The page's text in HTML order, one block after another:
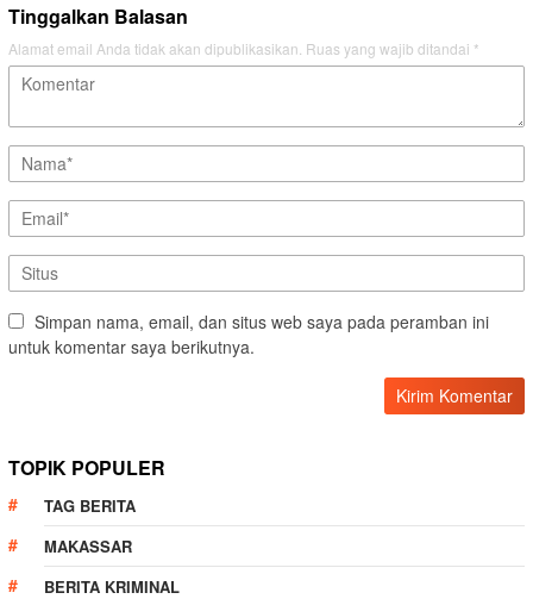
Tinggalkan Balasan
Alamat email Anda tidak akan dipublikasikan. Ruas yang wajib ditandai *
Simpan nama, email, dan situs web saya pada peramban ini
untuk komentar saya berikutnya.
TOPIK POPULER
TAG BERITA
MAKASSAR
BERITA KRIMINAL